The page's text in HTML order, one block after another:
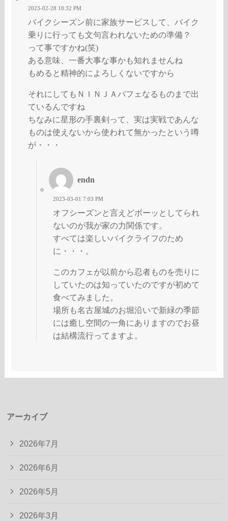
2023-02-28 10:32 PM
バイクシーズン前に家族サービスして、バイク
乗りに行っても文句言われないための準備？
って事ですかね(笑)
ある意味、一番大事な事かも知れませんね
もめると精神的によろしくないですから
それにしてもＮＩＮＪＡパフェなるものまで出
ているんですね
ちなみに星形の手裏剣って、実は実戦であんな
ものは使えないから使われて無かったという噂
が・・・
endn
2023-03-01 7:03 PM
オフシーズンと言えどボーッとしてられ
ないのが我が家の力関係です。
すべては楽しいバイクライフのため
に・・・。
このカフェが以前から忍者ものを売りに
していたのは知っていたのですが初めて
食べてみました。
場所も名古屋城のお堀沿いで新緑の季節
には癒し空間の一角にありますのでお昼
は結構流行ってますよ。
アーカイブ
2026年7月
2026年6月
2026年5月
2026年3月